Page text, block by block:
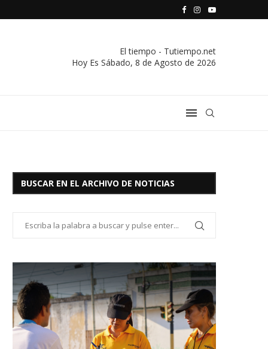
VIVIENDA Y CREDITO DE EL SOCORRO LTDA.
COMUNICADO IMPORTANTE DE LA COOPERATIVA
El tiempo - Tutiempo.net
Hoy Es Sábado, 8 de Agosto de 2026
BUSCAR EN EL ARCHIVO DE NOTICIAS